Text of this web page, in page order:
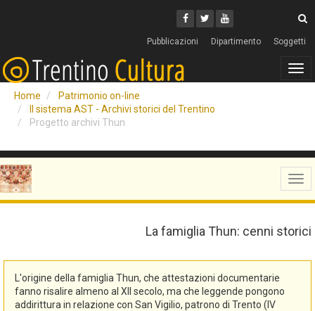
Facebook
Twitter
Youtube
Pubblicazioni Dipartimento Soggetti
Home
Patrimonio on-line
Il sistema AST - Archivi storici del Trentino
Progetto archivi Thun
La famiglia Thun: cenni storici
L'origine della famiglia Thun, che attestazioni documentarie
fanno risalire almeno al XII secolo, ma che leggende pongono
addirittura in relazione con San Vigilio, patrono di Trento (IV